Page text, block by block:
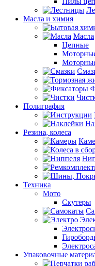
Масла и химия
Масла
Цепные
Полиграфия
Резина, колеса
Техника
Мото
Скутеры
Упаковочные